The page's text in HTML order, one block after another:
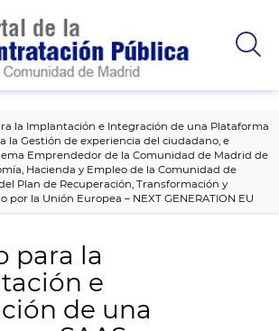
la Implantación e Integración de una Plataforma
la Gestión de experiencia del ciudadano, e
Emprendedor de la Comunidad de Madrid de
Hacienda y Empleo de la Comunidad de
Plan de Recuperación, Transformación y
por la Unión Europea – NEXT GENERATION EU
para la
e
de una